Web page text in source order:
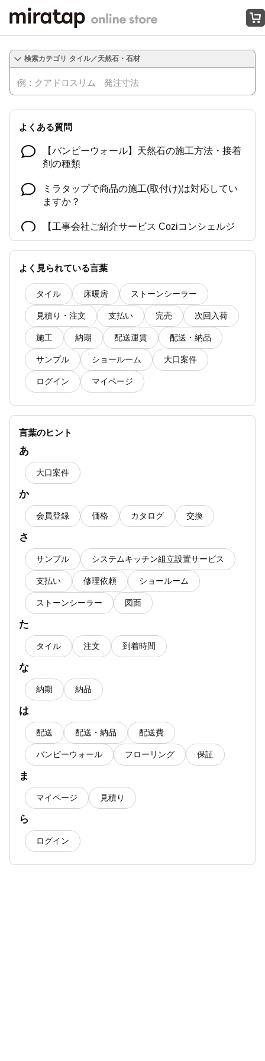
オンラインストアはこちら
タイル／天然石・石材
よくある質問
【バンピーウォール】天然石の施工方法・接着
剤の種類
ミラタップで商品の施工(取付け)は対応してい
ますか？
【工事会社ご紹介サービス Coziコンシェルジ
ュ】に関するよくある質問一覧
よくある質問
タイルは電動サンダーでカットできますか？
【ショールーム】に関するよくある質問一覧
浴室に使用できる天然石はありますか？
モザイクタイルの滑り抵抗値はどれくらいです
か？
か？
よく見られている言葉
タイル 床暖房 ストーンシーラー
見積り・注文 支払い 完売 次回入荷
施工 納期 配送運賃 配送・納品
サンプル ショールーム 大口案件
ログイン マイページ
言葉のヒント
あ
大口案件
か
会員登録 価格 カタログ 交換
さ
サンプル システムキッチン組立設置サービス
支払い 修理依頼 ショールーム
ストーンシーラー 図面
た
タイル 注文 到着時間
な
納期 納品
は
配送 配送・納品 配送費
バンピーウォール フローリング 保証
ま
マイページ 見積り
ら
ログイン